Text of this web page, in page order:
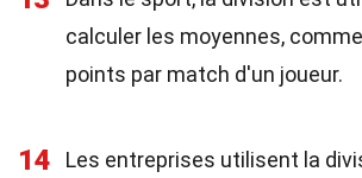
calculer les moyennes,
points par match d'un joueur.
14
Les entreprises utilisent la